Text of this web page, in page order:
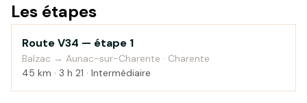
Les étapes
1
Route V34 — étape 1
Balzac → Aunac-sur-Charente · Charente
45 km · 3 h 21 · Intermédiaire